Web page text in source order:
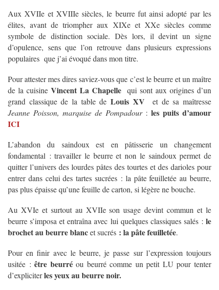
Aux XVIIe et XVIIIe siècles, le beurre fut ainsi adopté par les
élites, avant de triompher aux XIXe et XXe siècles comme
symbole de distinction sociale. Dès lors, il devint un signe
d’opulence, sens que l’on retrouve dans plusieurs expressions
populaires que j’ai évoqué dans mon titre.
Pour attester mes dires saviez-vous que c’est le beurre et un maître
de la cuisine Vincent La Chapellequi sont aux origines d’un
grand classique de la table de Louis XV et de sa maîtresse
Jeanne Poisson, marquise de Pompadour:les puits d’amour
ICI
L’abandon du saindoux est en pâtisserie un changement
fondamental : travailler le beurre et non le saindoux permet de
quitter l’univers des lourdes pâtes des tourtes et des darioles pour
entrer dans celui des tartes sucrées : la pâte feuilletée au beurre,
pas plus épaisse qu’une feuille de carton, si légère ne bouche.
Au XVIe et surtout au XVIIe son usage devint commun et le
beurre s’imposa et entraîna avec lui quelques classiques salés : le
brochet au beurre blancet sucrés : la pâte feuilletée.
Pour en finir avec le beurre, je passe sur l’expression toujours
usitée :être beurréou beurré comme un petit LU pour tenter
d’expliciterles yeux au beurre noir.